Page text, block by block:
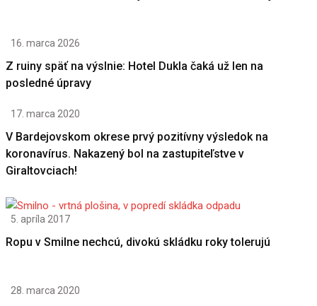
16. marca 2026
Z ruiny späť na výslnie: Hotel Dukla čaká už len na
posledné úpravy
17. marca 2020
V Bardejovskom okrese prvý pozitívny výsledok na
koronavírus. Nakazený bol na zastupiteľstve v
Giraltovciach!
5. apríla 2017
Ropu v Smilne nechcú, divokú skládku roky tolerujú
28. marca 2020